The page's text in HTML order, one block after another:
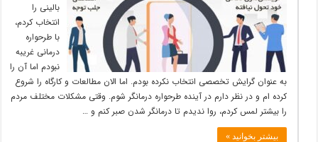
بالینی را
انتخاب کردم،
با طرحواره
درمانی غریبه
نبودم اما آن را
به عنوان گرایش تخصصی انتخاب نکرده بودم. اما الان مطالعات و کارگاه را شروع
کرده ام و در نظر دارم در آینده طرحواره درمانگر شوم. وقتی مشکلات مختلف مردم
را بیشتر لمس کردم، روا ندیدم تا درمانگر شدن صبر کنم و …
بیشتر بخوانید »